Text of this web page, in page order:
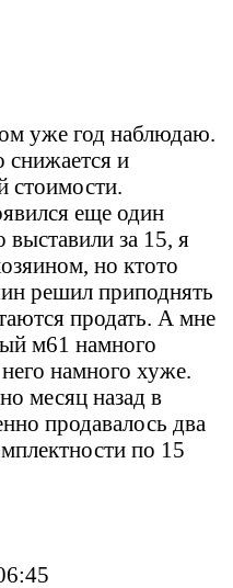
уже год наблюдаю.
снижается и
стоимости.
еще один
выставили за 15, я
но ктото
решил приподнять
продать. А мне
м61 намного
намного хуже.
месяц назад в
продавалось два
по 15